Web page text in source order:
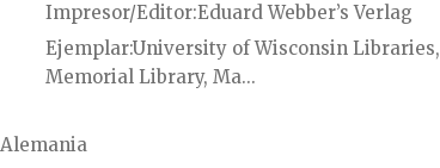
Impresor/Editor Eduard Webber’s Verlag
EjemplarUniversity of Wisconsin Libraries,
Memorial Library, Ma...
Alemania